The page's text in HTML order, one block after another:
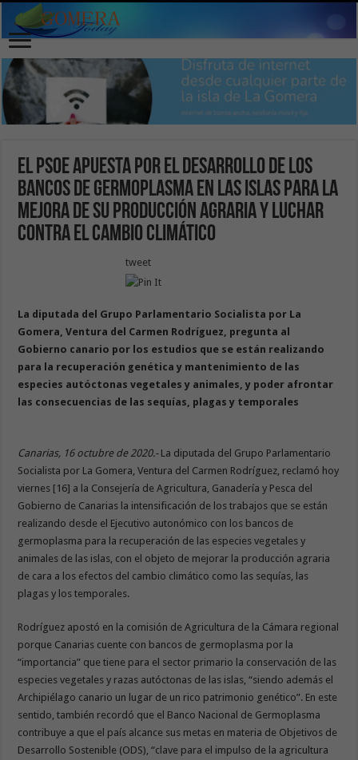
El PSOE apuesta por el desarrollo de los
bancos de germoplasma en las islas para la
mejora de su producción agraria y luchar
contra el cambio climático
tweet
La diputada del Grupo Parlamentario Socialista por La
Gomera, Ventura del Carmen Rodríguez, pregunta al
Gobierno canario por los estudios que se están realizando
para la recuperación genética y mantenimiento de las
especies autóctonas vegetales y animales, y poder afrontar
las consecuencias de las sequías, plagas y temporales
Canarias, 16 octubre de 2020.- La diputada del Grupo Parlamentario
Socialista por La Gomera, Ventura del Carmen Rodríguez, reclamó hoy
viernes [16] a la Consejería de Agricultura, Ganadería y Pesca del
Gobierno de Canarias la intensificación de los trabajos que se están
realizando desde el Ejecutivo autonómico con los bancos de
germoplasma para la recuperación de las especies vegetales y
animales de las islas, con el objeto de mejorar la producción agraria
de cara a los efectos del cambio climático como las sequías, las
plagas y los temporales.
Rodríguez apostó en la comisión de Agricultura de la Cámara regional
porque Canarias cuente con bancos de germoplasma por la
“importancia” que tiene para el sector primario la conservación de las
especies vegetales y razas autóctonas de las islas, “siendo además el
Archipiélago canario un lugar de un rico patrimonio genético”. En este
sentido, también recordó que el Banco Nacional de Germoplasma
contribuye a que el país alcance sus metas en materia de Objetivos de
Desarrollo Sostenible (ODS), “clave para el impulso de la agricultura